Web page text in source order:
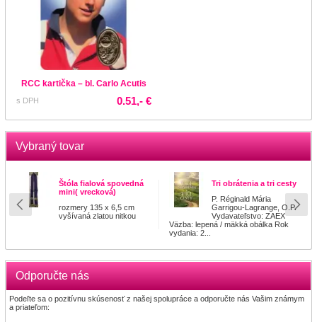
RCC kartička – bl. Carlo Acutis
s DPH 0.51,- €
Vybraný tovar
Štóla fialová spovedná
mini( vrecková)
rozmery 135 x 6,5 cm
vyšívaná zlatou nitkou
Tri obrátenia a tri cesty
P. Réginald Mária
Garrigou-Lagrange, O.P.
Vydavateľstvo: ZAEX
Väzba: lepená / mäkká obálka Rok
vydania: 2...
Odporučte nás
Podeľte sa o pozitívnu skúsenosť z našej spolupráce a odporučte nás Vašim známym
a priateľom: